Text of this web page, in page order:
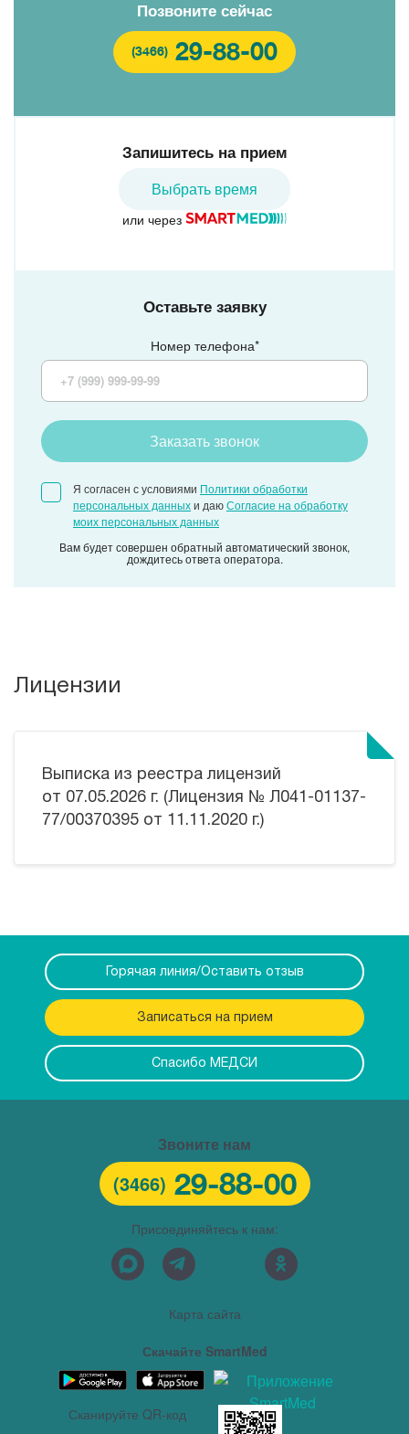
Позвоните сейчас
(3466) 29-88-00
Оставьте заявку
Номер телефона*
Заказать звонок
Я согласен с условиями Политики обработки
персональных данныхи даюСогласие на обработку
моих персональных данных
Вам будет совершен обратный автоматический звонок,
дождитесь ответа оператора.
Запишитесь на прием
Выбрать время
или через
Лицензии
Выписка из реестра лицензий
от 07.05.2026 г. (Лицензия № Л041-01137-
77/00370395 от 11.11.2020 г.)
Горячая линия/Оставить отзыв
Записаться на прием
Спасибо МЕДСИ
Звоните нам
(3466) 29-88-00
Присоединяйтесь к нам:
Карта сайта
Скачайте SmartMed
Сканируйте QR-код